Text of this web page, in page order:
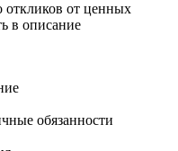
откликов от ценных
в описание
обязанности